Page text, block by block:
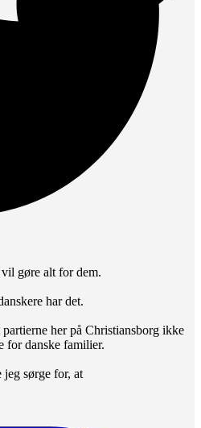
gøre alt for dem.
har det.
her på Christiansborg ikke
for danske familier.
sørge for, at